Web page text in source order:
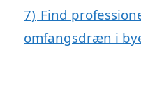
7) Find
omfangsdræn i